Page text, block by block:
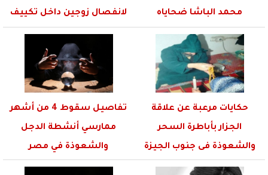
محمد الباشا ضحاياه
بقدرته...
لانفصال زوجين داخل تكييف
في...
حكايات مرعبة عن علاقة
الجزار بأباطرة السحر
والشعوذة فى جنوب الجيزة
تفاصيل سقوط 4 من أشهر
ممارسي أنشطة الدجل
والشعوذة في مصر